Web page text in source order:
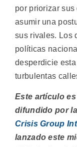
por priorizar
asumir una
sus rivales. Los
políticas
desperdicie
turbulentas
Este artículo
difundido por
Crisis Group
lanzado este